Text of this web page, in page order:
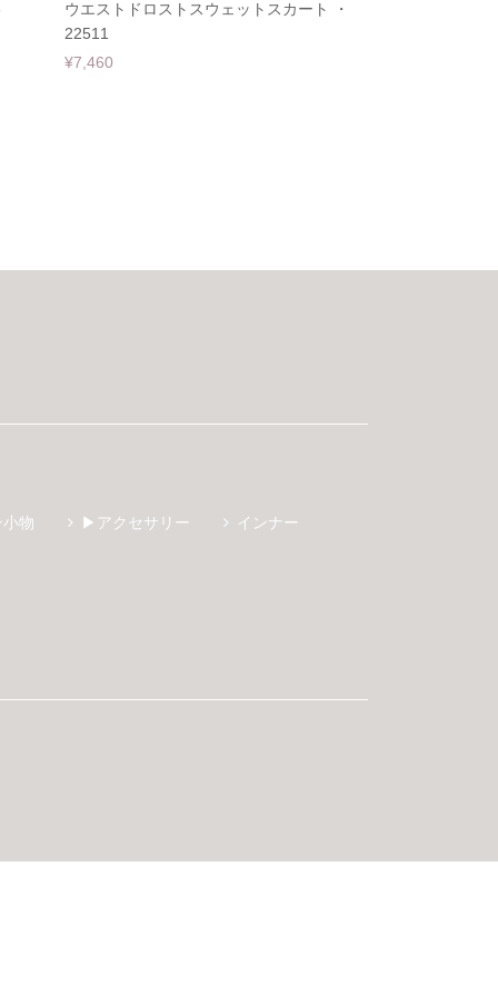
ウエストドロストスウェットスカート ・
22511
¥7,460
物 ▶アクセサリー インナー